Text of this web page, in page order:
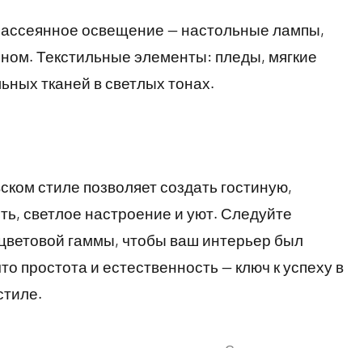
освещение — настольные лампы,
Текстильные элементы: пледы, мягкие
тканей в светлых тонах.
стиле позволяет создать гостиную,
светлое настроение и уют. Следуйте
гаммы, чтобы ваш интерьер был
и естественность — ключ к успеху в